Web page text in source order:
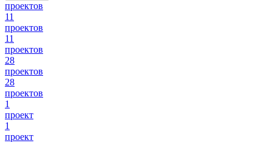
проектов
11
проектов
11
проектов
28
проектов
28
проектов
1
проект
1
проект